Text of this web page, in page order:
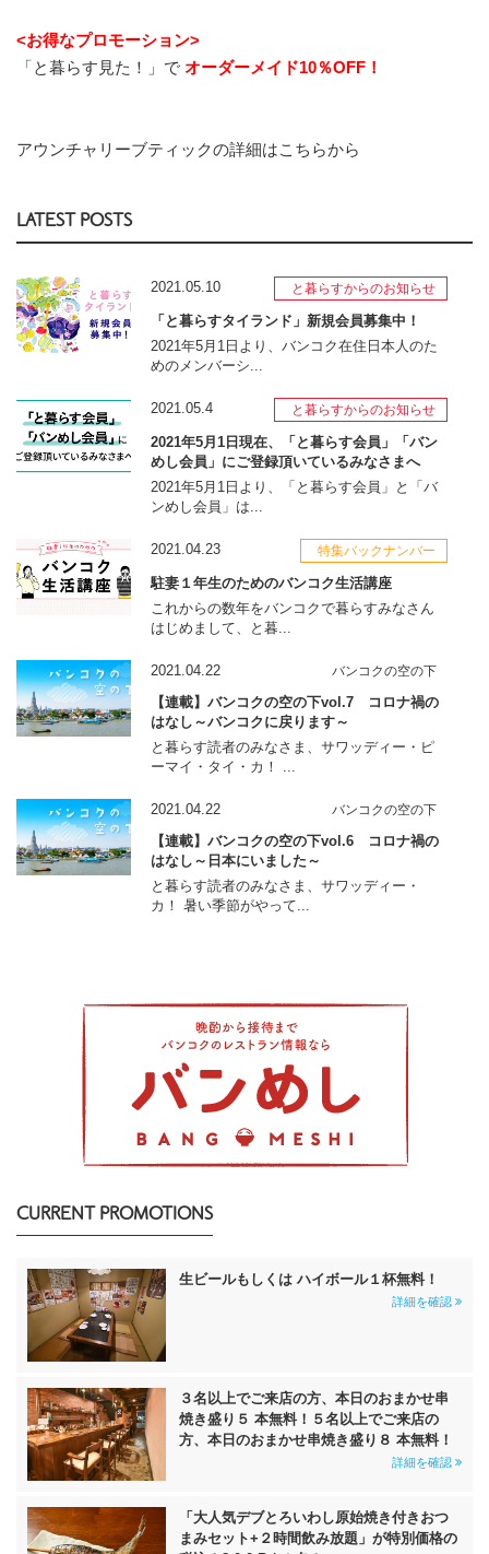
<お得なプロモーション>
「と暮らす見た！」で オーダーメイド10％OFF！
アウンチャリーブティックの詳細はこちらから
LATEST POSTS
2021.05.10 と暮らすからのお知らせ
「と暮らすタイランド」新規会員募集中！
2021年5月1日より、バンコク在住日本人のた
めのメンバーシ...
2021.05.4 と暮らすからのお知らせ
2021年5月1日現在、「と暮らす会員」「バン
めし会員」にご登録頂いているみなさまへ
2021年5月1日より、「と暮らす会員」と「バ
ンめし会員」は...
2021.04.23 特集バックナンバー
駐妻１年生のためのバンコク生活講座
これからの数年をバンコクで暮らすみなさん
はじめまして、と暮...
2021.04.22 バンコクの空の下
【連載】バンコクの空の下vol.7 コロナ禍の
はなし～バンコクに戻ります～
と暮らす読者のみなさま、サワッディー・ピ
ーマイ・タイ・カ！ ...
2021.04.22 バンコクの空の下
【連載】バンコクの空の下vol.6 コロナ禍の
はなし～日本にいました～
と暮らす読者のみなさま、サワッディー・
カ！ 暑い季節がやって...
CURRENT PROMOTIONS
生ビールもしくは ハイボール１杯無料！
詳細を確認
３名以上でご来店の方、本日のおまかせ串
焼き盛り５ 本無料！５名以上でご来店の
方、本日のおまかせ串焼き盛り８ 本無料！
詳細を確認
「大人気デブとろいわし原始焼き付きおつ
まみセット+２時間飲み放題」が特別価格の